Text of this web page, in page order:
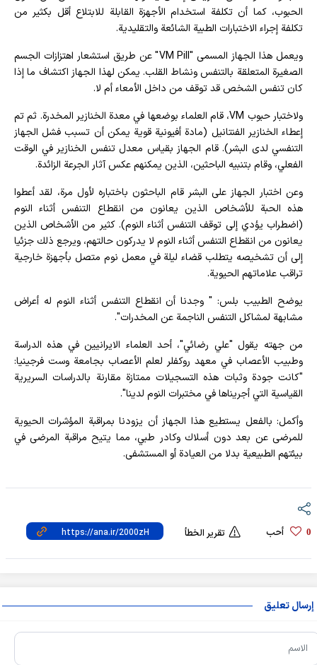
الحبوب، كما أن تكلفة استخدام الأجهزة القابلة للابتلاع أقل بكثير من
تكلفة إجراء الاختبارات الطبية الشائعة والتقليدية.
ويعمل هذا الجهاز المسمى "VM Pill" عن طريق استشعار اهتزازات الجسم
الصغيرة المتعلقة بالتنفس ونشاط القلب. يمكن لهذا الجهاز اكتشاف ما إذا
كان تنفس الشخص قد توقف من داخل الأمعاء أم لا.
ولاختبار حبوب VM، قام العلماء بوضعها في معدة الخنازير المخدرة. ثم تم
إعطاء الخنازير الفنتانيل (مادة أفيونية قوية يمكن أن تسبب فشل الجهاز
التنفسي لدى البشر). قام الجهاز بقياس معدل تنفس الخنازير في الوقت
الفعلي، وقام بتنبيه الباحثين، الذين يمكنهم عكس آثار الجرعة الزائدة.
وعن اختبار الجهاز على البشر قام الباحثون باختباره لأول مرة، لقد أعطوا
هذه الحبة للأشخاص الذين يعانون من انقطاع التنفس أثناء النوم
(اضطراب يؤدي إلى توقف التنفس أثناء النوم). كثير من الأشخاص الذين
يعانون من انقطاع التنفس أثناء النوم لا يدركون حالتهم، ويرجع ذلك جزئيا
إلى أن تشخيصه يتطلب قضاء ليلة في معمل نوم متصل بأجهزة خارجية
تراقب علاماتهم الحيوية.
يوضح الطبيب بلس: " وجدنا أن انقطاع التنفس أثناء النوم له أعراض
مشابهة لمشاكل التنفس الناجمة عن المخدرات".
من جهته يقول "علي رضائي"، أحد العلماء الايرانيين في هذه الدراسة
وطبيب الأعصاب في معهد روكفلر لعلم الأعصاب بجامعة وست فرجينيا:
"كانت جودة وثبات هذه التسجيلات ممتازة مقارنة بالدراسات السريرية
القياسية التي أجريناها في مختبرات النوم لدينا".
وأكمل: بالفعل يستطيع هذا الجهاز أن يزودنا بمراقبة المؤشرات الحيوية
للمرضى عن بعد دون أسلاك وكادر طبي، مما يتيح مراقبة المرضى في
بيئتهم الطبيعية بدلا من العيادة أو المستشفى.
0 أحب تقرير الخطأ
إرسال تعليق